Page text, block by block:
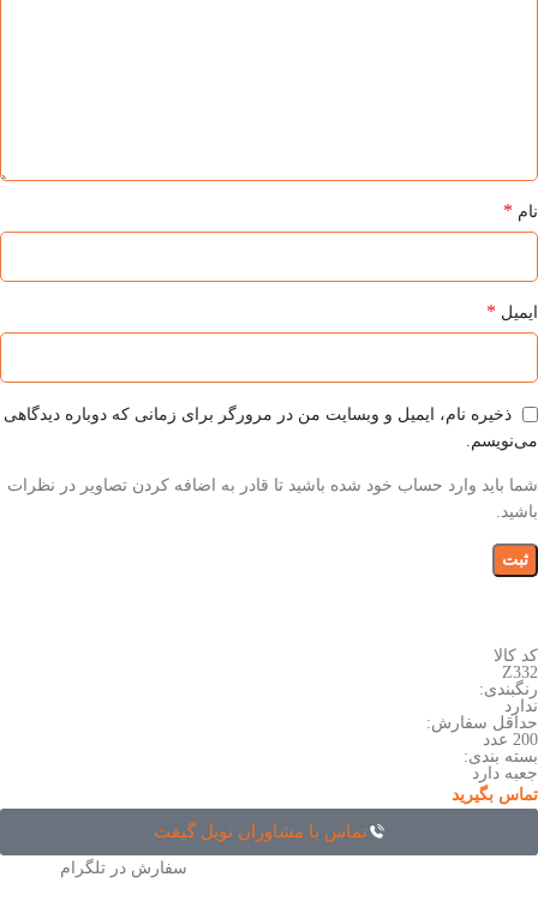
نام *
ایمیل *
ذخیره نام، ایمیل و وبسایت من در مرورگر برای زمانی که دوباره دیدگاهی
می‌نویسم.
شما باید وارد حساب خود شده باشید تا قادر به اضافه کردن تصاویر در نظرات
باشید.
کد کالا
Z332
رنگبندی:
ندارد
حداقل سفارش:
200 عدد
بسته بندی:
جعبه دارد
تماس بگیرید
تماس با مشاوران نوبل گیفت
سفارش در تلگرام